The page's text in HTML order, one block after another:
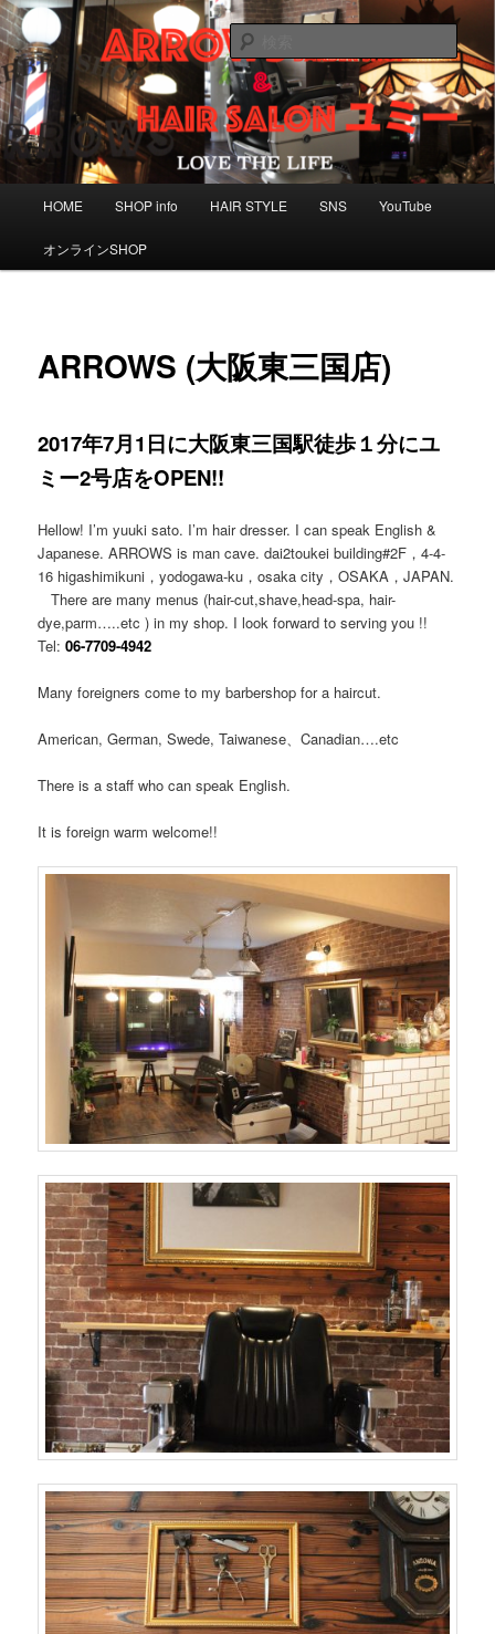
メ
イ
ン
コ
ン
テ
ン
HAIR SALON ユミー
&ARROWS★BARBER SHOP
大阪市東三国＆三重県松阪市近隣の大台町のメンズサロン 理容室 BARBER
床屋 美容室
索
HOME SHOP info HAIR STYLE SNS YouTube
オンラインSHOP
ARROWS (大阪東三国店)
2017年7月1日に大阪東三国駅徒歩１分にユ
ミー2号店をOPEN!!
Hellow! I’m yuuki sato. I’m hair dresser. I can speak English &
Japanese. ARROWS is man cave. dai2toukei building#2F，4-4-
16 higashimikuni，yodogawa-ku，osaka city，OSAKA，JAPAN.
There are many menus (hair-cut,shave,head-spa, hair-
dye,parm…..etc ) in my shop. I look forward to serving you !!
Tel: 06-7709-4942
Many foreigners come to my barbershop for a haircut.
American, German, Swede, Taiwanese、Canadian….etc
There is a staff who can speak English.
It is foreign warm welcome!!